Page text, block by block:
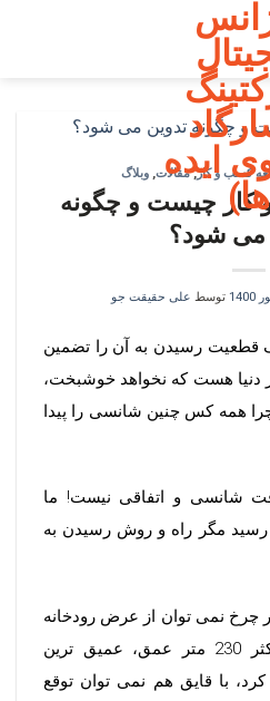
کسب و کار,مقالات,وبلاگ
کار چیست و چگونه
می شود؟
توسط علی حقیقت جو
قطعیت رسیدن به آن را تضمین
دنیا هست که نخواهد خوشبخت،
همه کس چنین شانسی را پیدا
شانسی و اتفاقی نیست! ما
رسید مگر راه و روش رسیدن به
چرخ نمی توان از عرض رودخانه
کنگو (این رودخانه با حداکثر 230 متر عمق، عمیق ترین
با قایق هم نمی توان توقع